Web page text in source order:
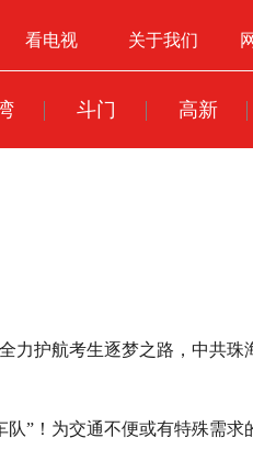
看电视 关于我们
斗门 高新
力护航考生逐梦之路，中共
”！为交通不便或有特殊需